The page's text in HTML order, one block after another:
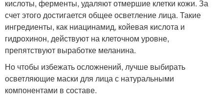
кислоты, ферменты, удаляют отмершие клетки кожи. За
счет этого достигается общее осветление лица. Такие
ингредиенты, как ниацинамид, койевая кислота и
гидрохинон, действуют на клеточном уровне,
препятствуют выработке меланина.
Но чтобы избежать осложнений, лучше выбирать
осветляющие маски для лица с натуральными
компонентами в составе.